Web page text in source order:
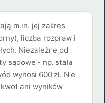
m.in. jej zakres
liczba rozpraw i
Niezależne od
sądowe - np. stała
wynosi 600 zł. Nie
kwot ani wyników